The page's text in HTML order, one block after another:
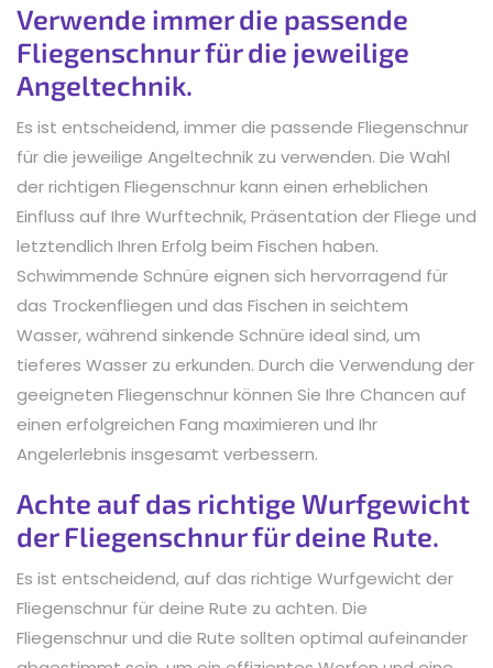
Verwende immer die passende
Fliegenschnur für die jeweilige
Angeltechnik.
Es ist entscheidend, immer die passende Fliegenschnur
für die jeweilige Angeltechnik zu verwenden. Die Wahl
der richtigen Fliegenschnur kann einen erheblichen
Einfluss auf Ihre Wurftechnik, Präsentation der Fliege und
letztendlich Ihren Erfolg beim Fischen haben.
Schwimmende Schnüre eignen sich hervorragend für
das Trockenfliegen und das Fischen in seichtem
Wasser, während sinkende Schnüre ideal sind, um
tieferes Wasser zu erkunden. Durch die Verwendung der
geeigneten Fliegenschnur können Sie Ihre Chancen auf
einen erfolgreichen Fang maximieren und Ihr
Angelerlebnis insgesamt verbessern.
Achte auf das richtige Wurfgewicht
der Fliegenschnur für deine Rute.
Es ist entscheidend, auf das richtige Wurfgewicht der
Fliegenschnur für deine Rute zu achten. Die
Fliegenschnur und die Rute sollten optimal aufeinander